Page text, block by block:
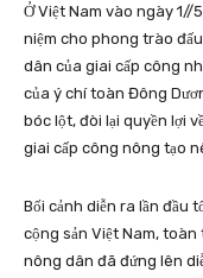
Ở Việt Nam vào ngày
niệm cho phong trào
dân của giai cấp công
của ý chí toàn Đông
bóc lột, đòi lại quyền lợi
giai cấp công nông tạo
Bối cảnh diễn ra lần đầu
cộng sản Việt Nam,
nông dân đã đứng lên